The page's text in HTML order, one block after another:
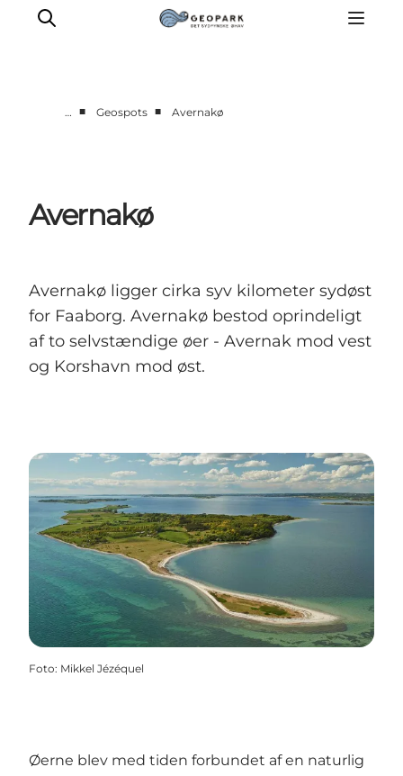
Geologi
Lyd
… ■ Geospots ■ Avernakø
Avernakø
Avernakø ligger cirka syv kilometer sydøst
for Faaborg. Avernakø bestod oprindeligt
af to selvstændige øer - Avernak mod vest
og Korshavn mod øst.
Foto: Mikkel Jézéquel
Øerne blev med tiden forbundet af en naturlig